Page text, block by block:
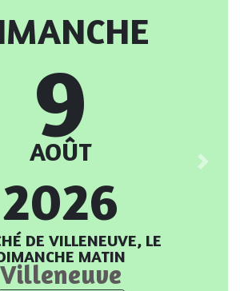
9
août
2026
de Villeneuve, le
matin
Villeneuve
Next